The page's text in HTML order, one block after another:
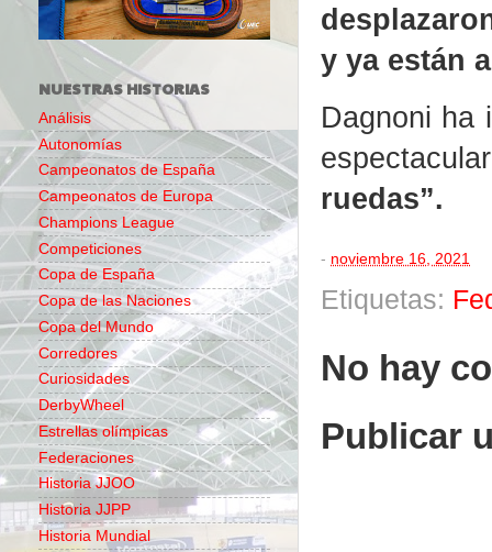
y ya están
Dagnoni ha
ruedas”.
- noviembre 16, 2021
Etiquetas:
No hay
Publicar
NUESTRAS HISTORIAS
Análisis
Autonomías
Campeonatos de España
Campeonatos de Europa
Champions League
Competiciones
Copa de España
Copa de las Naciones
Copa del Mundo
Corredores
Curiosidades
DerbyWheel
Estrellas olímpicas
Federaciones
Historia JJOO
Historia JJPP
Historia Mundial